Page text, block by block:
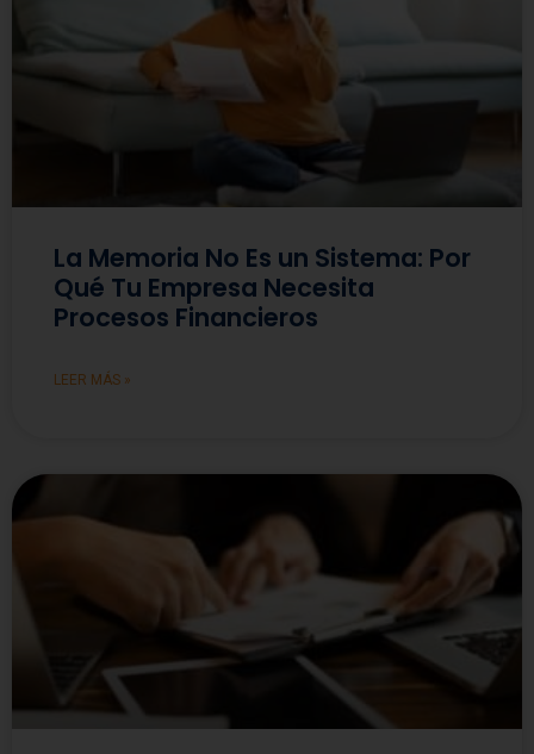
La Memoria No Es un Sistema: Por
Qué Tu Empresa Necesita
Procesos Financieros
LEER MÁS »